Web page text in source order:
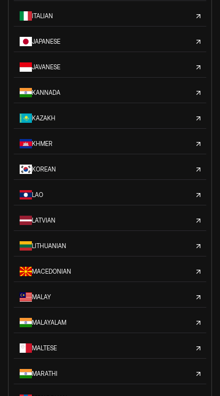
ITALIAN
JAPANESE
JAVANESE
KANNADA
KAZAKH
KHMER
KOREAN
LAO
LATVIAN
LITHUANIAN
MACEDONIAN
MALAY
MALAYALAM
MALTESE
MARATHI